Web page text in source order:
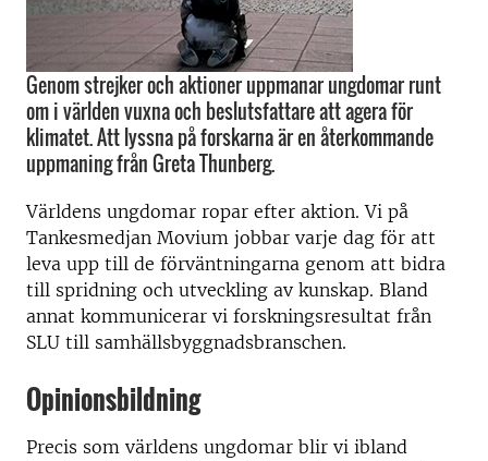
Genom strejker och aktioner uppmanar ungdomar runt
om i världen vuxna och beslutsfattare att agera för
klimatet. Att lyssna på forskarna är en återkommande
uppmaning från Greta Thunberg.
Världens ungdomar ropar efter aktion. Vi på
Tankesmedjan Movium jobbar varje dag för att
leva upp till de förväntningarna genom att bidra
till spridning och utveckling av kunskap. Bland
annat kommunicerar vi forskningsresultat från
SLU till samhällsbyggnadsbranschen.
Opinionsbildning
Precis som världens ungdomar blir vi ibland